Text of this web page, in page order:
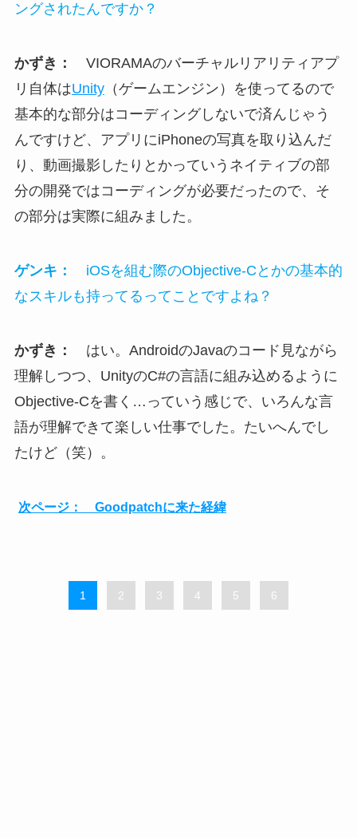
ングされたんですか？
かずき：
VIORAMAのバーチャルリアリティアプ
リ自体はUnity（ゲームエンジン）を使ってるので
基本的な部分はコーディングしないで済んじゃう
んですけど、アプリにiPhoneの写真を取り込んだ
り、動画撮影したりとかっていうネイティブの部
分の開発ではコーディングが必要だったので、そ
の部分は実際に組みました。
ゲンキ：
iOSを組む際のObjective-Cとかの基本的
なスキルも持ってるってことですよね？
かずき：
はい。AndroidのJavaのコード見ながら
理解しつつ、UnityのC#の言語に組み込めるように
Objective-Cを書く…っていう感じで、いろんな言
語が理解できて楽しい仕事でした。たいへんでし
たけど（笑）。
次ページ： Goodpatchに来た経緯
1 2 3 4 5 6